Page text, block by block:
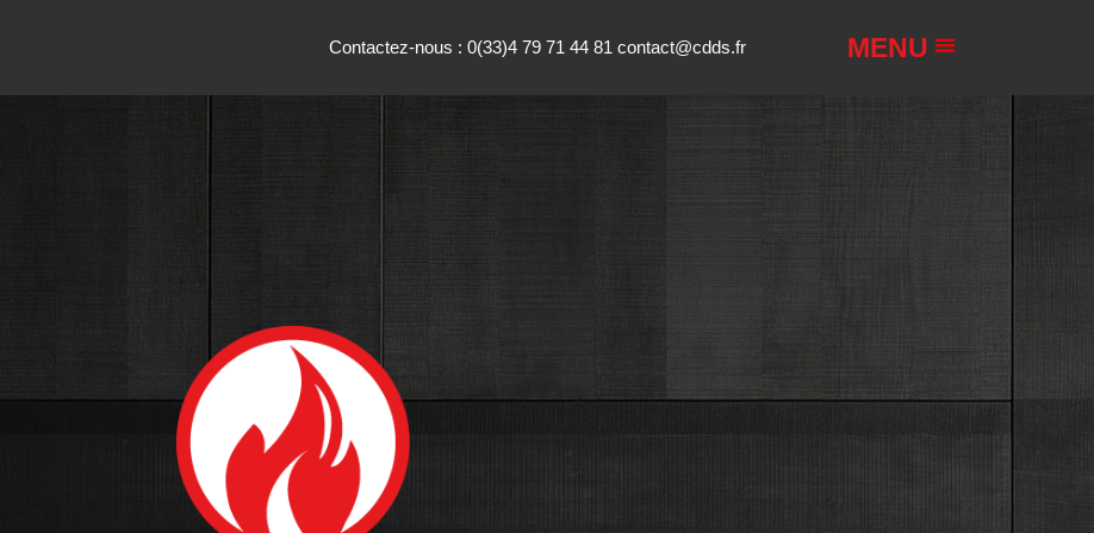
Contactez-nous : 0(33)4 79 71 44 81 contact@cdds.fr MENU